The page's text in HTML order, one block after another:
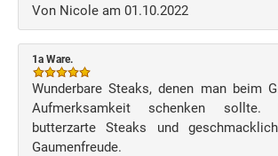
Von Nicole am 01.10.2022
1a Ware.
Wunderbare Steaks, denen man beim
Aufmerksamkeit schenken sollte.
butterzarte Steaks und
Gaumenfreude.